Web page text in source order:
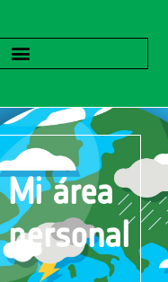
Mi área
personal